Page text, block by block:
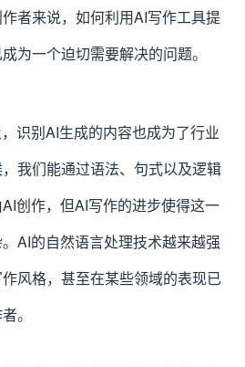
者来说，如何利用AI写作工具提
为一个迫切需要解决的问题。
识别AI生成的内容也成为了行业
我们能通过语法、句式以及逻辑
创作，但AI写作的进步使得这一
AI的自然语言处理技术越来越强
风格，甚至在某些领域的表现已
。